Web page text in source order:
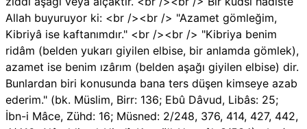
Allah buyuruyor ki: <br /><br /> "Azamet gömleğim,
Kibriyâ ise kaftanımdır." <br /><br /> "Kibriya benim
ridâm (belden yukarı giyilen elbise, bir anlamda gömlek),
azamet ise benim ızârım (belden aşağı giyilen elbise) dir.
Bunlardan biri konusunda bana ters düşen kimseye azab
ederim." (bk. Müslim, Birr: 136; Ebû Dâvud, Libâs: 25;
İbn-i Mâce, Zühd: 16; Müsned: 2/248, 376, 414, 427, 442,